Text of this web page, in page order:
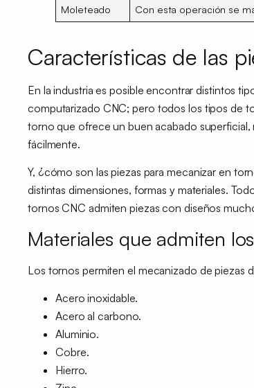
Moleteado Con esta operación se
Características de las
En la industria es posible encontrar distintos
computarizado CNC; pero todos los tipos de
torno que ofrece un buen acabado superficial,
fácilmente.
Y, ¿cómo son las piezas para mecanizar en
distintas dimensiones, formas y materiales.
tornos CNC admiten piezas con diseños
Materiales que admiten
Los tornos permiten el mecanizado de piezas
Acero inoxidable.
Acero al carbono.
Aluminio.
Cobre.
Hierro.